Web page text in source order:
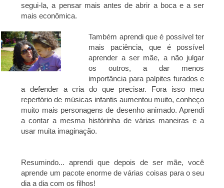
segui-la, a pensar mais antes de abrir a boca e a ser
mais econômica.
Também aprendi que é possível ter
mais paciência, que é possível
aprender a ser mãe, a não julgar
os outros, a dar menos
importância para palpites furados e
a defender a cria do que precisar. Fora isso meu
repertório de músicas infantis aumentou muito, conheço
muito mais personagens de desenho animado. Aprendi
a contar a mesma histórinha de várias maneiras e a
usar muita imaginação.
Resumindo... aprendi que depois de ser mãe, você
aprende um pacote enorme de várias coisas para o seu
dia a dia com os filhos!